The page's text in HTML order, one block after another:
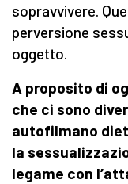
sopravvivere.
perversione
oggetto.
A proposito di
che ci sono
autofilmano
la
legame con